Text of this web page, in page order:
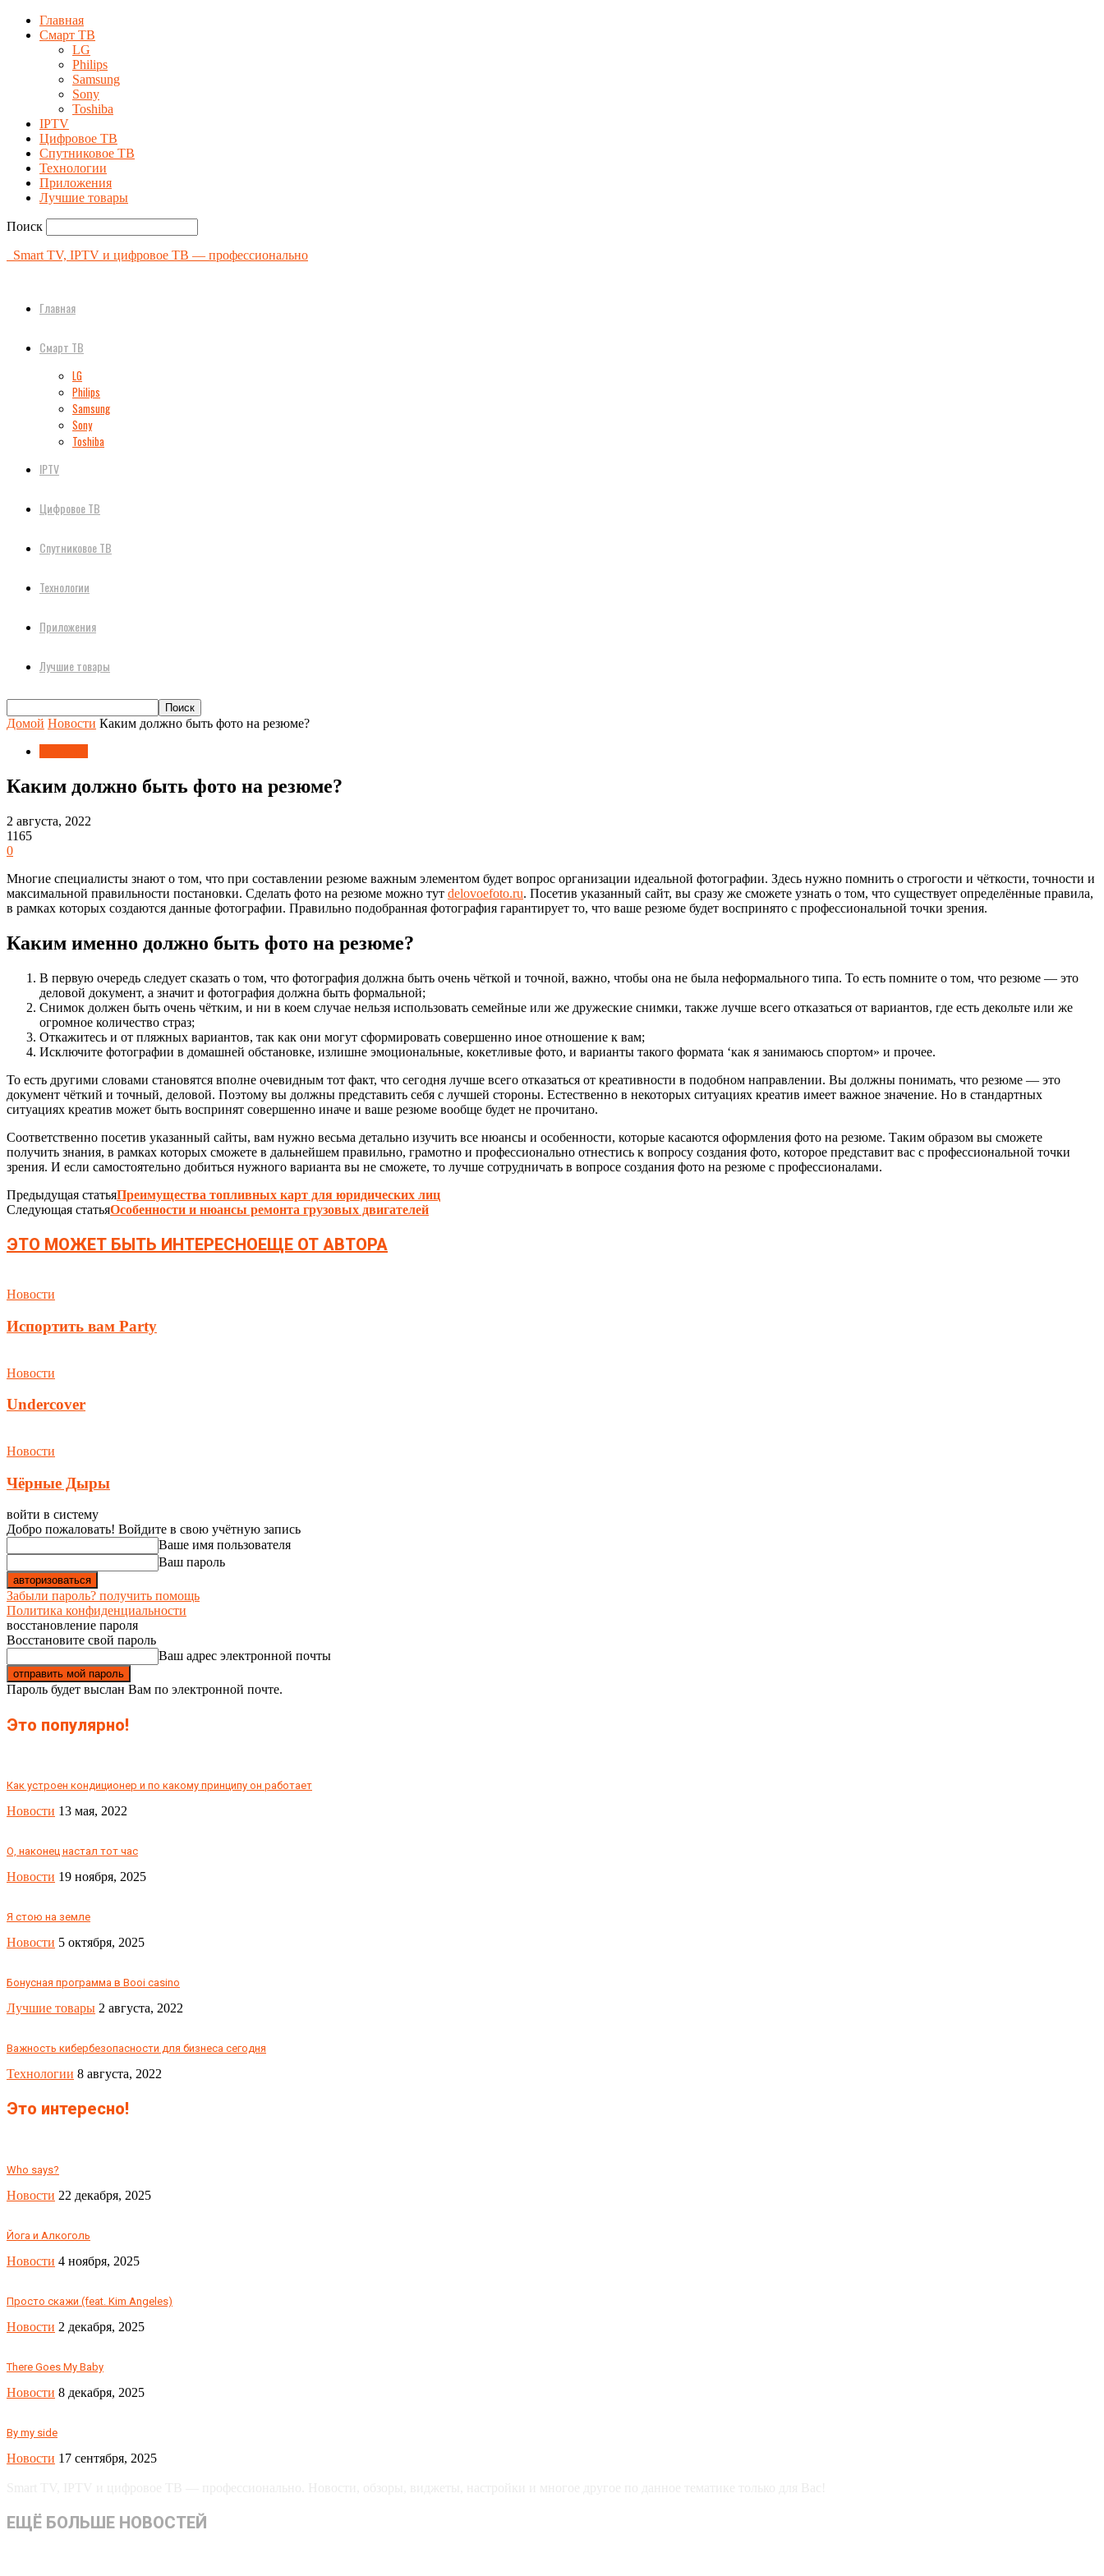
Главная
Смарт ТВ
LG
Philips
Samsung
Sony
Toshiba
IPTV
Цифровое ТВ
Спутниковое ТВ
Технологии
Приложения
Лучшие товары
Поиск
Smart TV, IPTV и цифровое ТВ — профессионально
Главная
Смарт ТВ
LG
Philips
Samsung
Sony
Toshiba
IPTV
Цифровое ТВ
Спутниковое ТВ
Технологии
Приложения
Лучшие товары
Домой Новости Каким должно быть фото на резюме?
Каким должно быть фото на резюме?
2 августа, 2022
1165
0
Многие специалисты знают о том, что при составлении резюме важным элементом будет вопрос организации идеальной фотографии. Здесь нужно помнить о строгости и чёткости, точности и
максимальной правильности постановки. Сделать фото на резюме можно тут delovoefoto.ru. Посетив указанный сайт, вы сразу же сможете узнать о том, что существует определённые правила,
в рамках которых создаются данные фотографии. Правильно подобранная фотография гарантирует то, что ваше резюме будет воспринято с профессиональной точки зрения.
Каким именно должно быть фото на резюме?
В первую очередь следует сказать о том, что фотография должна быть очень чёткой и точной, важно, чтобы она не была неформального типа. То есть помните о том, что резюме — это
деловой документ, а значит и фотография должна быть формальной;
Снимок должен быть очень чётким, и ни в коем случае нельзя использовать семейные или же дружеские снимки, также лучше всего отказаться от вариантов, где есть декольте или же
огромное количество страз;
Откажитесь и от пляжных вариантов, так как они могут сформировать совершенно иное отношение к вам;
Исключите фотографии в домашней обстановке, излишне эмоциональные, кокетливые фото, и варианты такого формата ‘как я занимаюсь спортом» и прочее.
То есть другими словами становятся вполне очевидным тот факт, что сегодня лучше всего отказаться от креативности в подобном направлении. Вы должны понимать, что резюме — это
документ чёткий и точный, деловой. Поэтому вы должны представить себя с лучшей стороны. Естественно в некоторых ситуациях креатив имеет важное значение. Но в стандартных
ситуациях креатив может быть воспринят совершенно иначе и ваше резюме вообще будет не прочитано.
Соответственно посетив указанный сайты, вам нужно весьма детально изучить все нюансы и особенности, которые касаются оформления фото на резюме. Таким образом вы сможете
получить знания, в рамках которых сможете в дальнейшем правильно, грамотно и профессионально отнестись к вопросу создания фото, которое представит вас с профессиональной точки
зрения. И если самостоятельно добиться нужного варианта вы не сможете, то лучше сотрудничать в вопросе создания фото на резюме с профессионалами.
Предыдущая статьяПреимущества топливных карт для юридических лиц
Следующая статьяОсобенности и нюансы ремонта грузовых двигателей
ЭТО МОЖЕТ БЫТЬ ИНТЕРЕСНОЕЩЕ ОТ АВТОРА
Новости
Испортить вам Party
Новости
Undercover
Новости
Чёрные Дыры
войти в систему
Добро пожаловать! Войдите в свою учётную запись
Ваше имя пользователя
Ваш пароль
Забыли пароль? получить помощь
Политика конфиденциальности
восстановление пароля
Восстановите свой пароль
Ваш адрес электронной почты
Пароль будет выслан Вам по электронной почте.
Это популярно!
Как устроен кондиционер и по какому принципу он работает
Новости 13 мая, 2022
О, наконец настал тот час
Новости 19 ноября, 2025
Я стою на земле
Новости 5 октября, 2025
Бонусная программа в Booi casino
Лучшие товары 2 августа, 2022
Важность кибербезопасности для бизнеса сегодня
Технологии 8 августа, 2022
Это интересно!
Who says?
Новости 22 декабря, 2025
Йога и Алкоголь
Новости 4 ноября, 2025
Просто скажи (feat. Kim Angeles)
Новости 2 декабря, 2025
There Goes My Baby
Новости 8 декабря, 2025
By my side
Новости 17 сентября, 2025
ЕЩЁ БОЛЬШЕ НОВОСТЕЙ